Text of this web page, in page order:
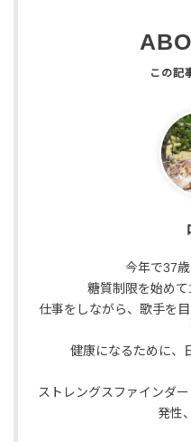
今年で37歳
糖質制限を始めて
仕事をしながら、歌手を
健康になるために、
ストレングスファインダ
発性